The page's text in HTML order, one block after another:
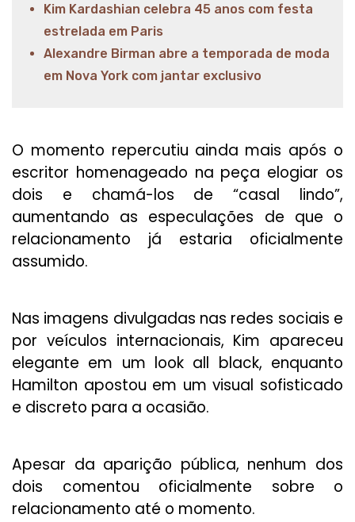
Kim Kardashian celebra 45 anos com festa
estrelada em Paris
Alexandre Birman abre a temporada de moda
em Nova York com jantar exclusivo
O momento repercutiu ainda mais após o
escritor homenageado na peça elogiar os
dois e chamá-los de “casal lindo”,
aumentando as especulações de que o
relacionamento já estaria oficialmente
assumido.
Nas imagens divulgadas nas redes sociais e
por veículos internacionais, Kim apareceu
elegante em um look all black, enquanto
Hamilton apostou em um visual sofisticado
e discreto para a ocasião.
Apesar da aparição pública, nenhum dos
dois comentou oficialmente sobre o
relacionamento até o momento.